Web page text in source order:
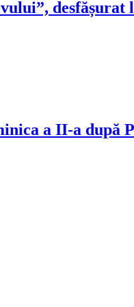
desfășurat
a II-a după